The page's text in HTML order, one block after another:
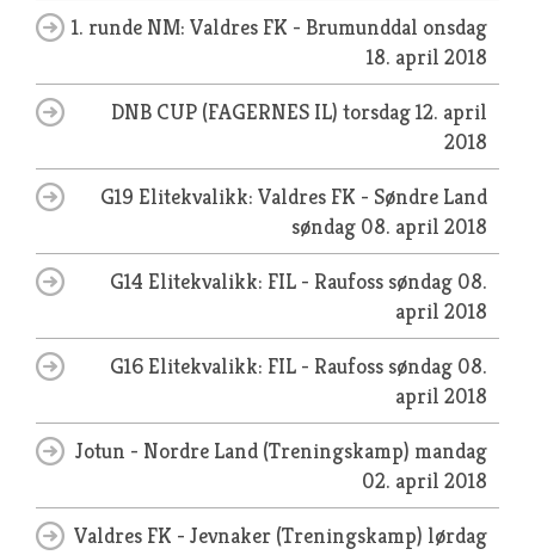
1. runde NM: Valdres FK - Brumunddal onsdag
18. april 2018
DNB CUP (FAGERNES IL) torsdag 12. april
2018
G19 Elitekvalikk: Valdres FK - Søndre Land
søndag 08. april 2018
G14 Elitekvalikk: FIL - Raufosssøndag 08.
april 2018
G16 Elitekvalikk: FIL - Raufosssøndag 08.
april 2018
Jotun - Nordre Land (Treningskamp) mandag
02. april 2018
Valdres FK - Jevnaker (Treningskamp) lørdag